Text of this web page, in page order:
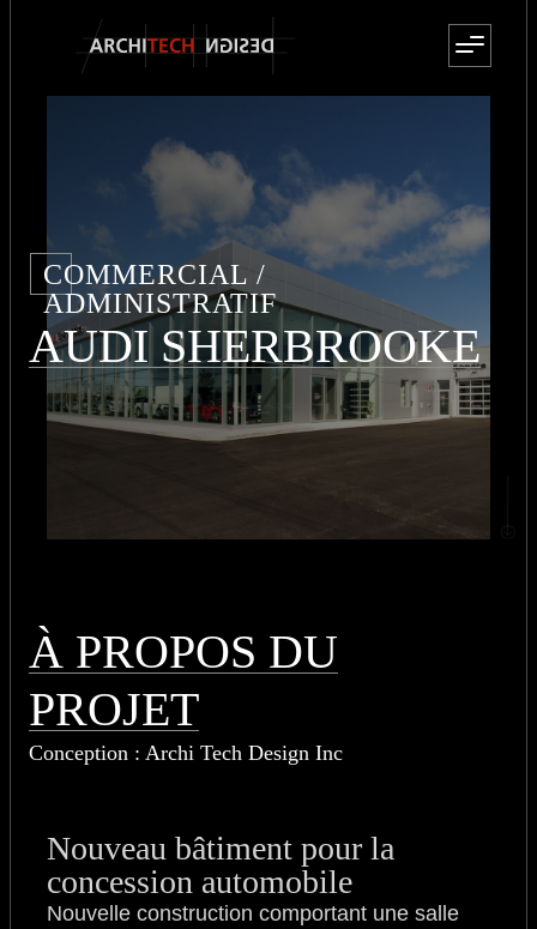
COMMERCIAL /
ADMINISTRATIF
AUDI SHERBROOKE
À PROPOS DU
PROJET
Conception : Archi Tech Design Inc
Nouveau bâtiment pour la
concession automobile
Nouvelle construction comportant une salle